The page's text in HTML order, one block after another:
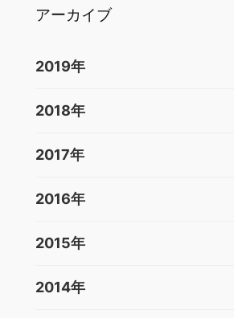
アーカイブ
2019年
2018年
2017年
2016年
2015年
2014年